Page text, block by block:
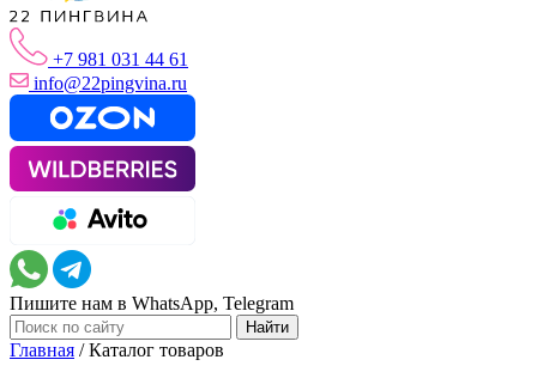
+7 981 031 44 61
info@22pingvina.ru
Пишите нам в WhatsApp, Telegram
Главная /Каталог товаров